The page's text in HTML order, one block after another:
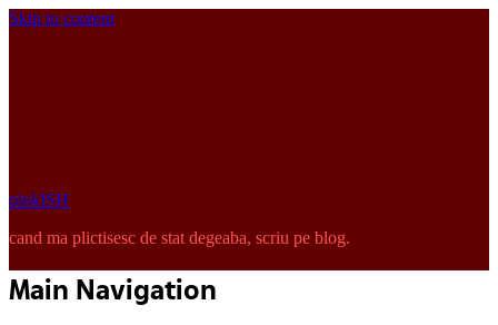
Skip to content
pinkISH
cand ma plictisesc de stat degeaba, scriu pe blog.
Main Navigation